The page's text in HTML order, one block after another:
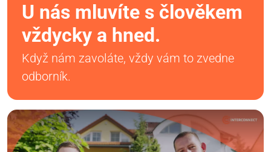
U nás mluvíte s člověkem
vždycky a hned.
Když nám zavoláte, vždy vám to zvedne
odborník.